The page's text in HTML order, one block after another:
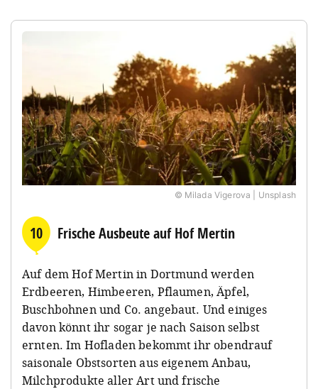
© Milada Vigerova | Unsplash
10 Frische Ausbeute auf Hof Mertin
Auf dem Hof Mertin in Dortmund werden
Erdbeeren, Himbeeren, Pflaumen, Äpfel,
Buschbohnen und Co. angebaut. Und einiges
davon könnt ihr sogar je nach Saison selbst
ernten. Im Hofladen bekommt ihr obendrauf
saisonale Obstsorten aus eigenem Anbau,
Milchprodukte aller Art und frische